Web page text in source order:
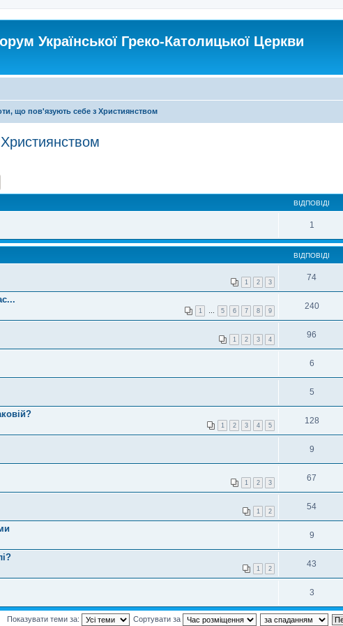
Української Греко-Католицької Церкви
що пов'язують себе з Християнством
ВІДПОВІДІ
1
ВІДПОВІДІ
1 2 3 74
1 … 5 6 7 8 9 240
1 2 3 4 96
6
5
1 2 3 4 5 128
9
1 2 3 67
1 2 54
9
1 2 43
3
Показувати теми за: Сортувати за